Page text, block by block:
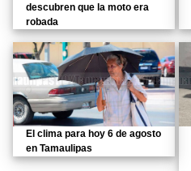
descubren que la moto era
robada
El clima para hoy 6 de agosto
en Tamaulipas